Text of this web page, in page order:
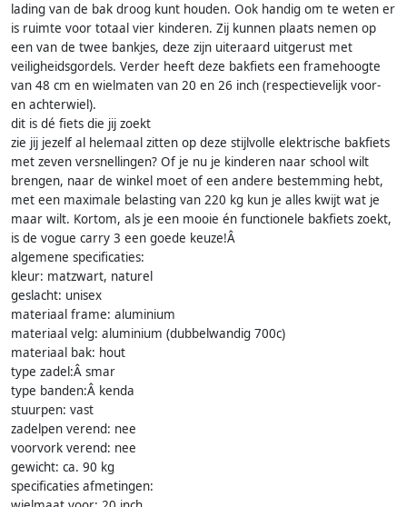
lading van de bak droog kunt houden. Ook handig om te weten er
is ruimte voor totaal vier kinderen. Zij kunnen plaats nemen op
een van de twee bankjes, deze zijn uiteraard uitgerust met
veiligheidsgordels. Verder heeft deze bakfiets een framehoogte
van 48 cm en wielmaten van 20 en 26 inch (respectievelijk voor-
en achterwiel).
dit is dé fiets die jij zoekt
zie jij jezelf al helemaal zitten op deze stijlvolle elektrische bakfiets
met zeven versnellingen? Of je nu je kinderen naar school wilt
brengen, naar de winkel moet of een andere bestemming hebt,
met een maximale belasting van 220 kg kun je alles kwijt wat je
maar wilt. Kortom, als je een mooie én functionele bakfiets zoekt,
is de vogue carry 3 een goede keuze!Â
algemene specificaties:
kleur: matzwart, naturel
geslacht: unisex
materiaal frame: aluminium
materiaal velg: aluminium (dubbelwandig 700c)
materiaal bak: hout
type zadel:Â smar
type banden:Â kenda
stuurpen: vast
zadelpen verend: nee
voorvork verend: nee
gewicht: ca. 90 kg
specificaties afmetingen: